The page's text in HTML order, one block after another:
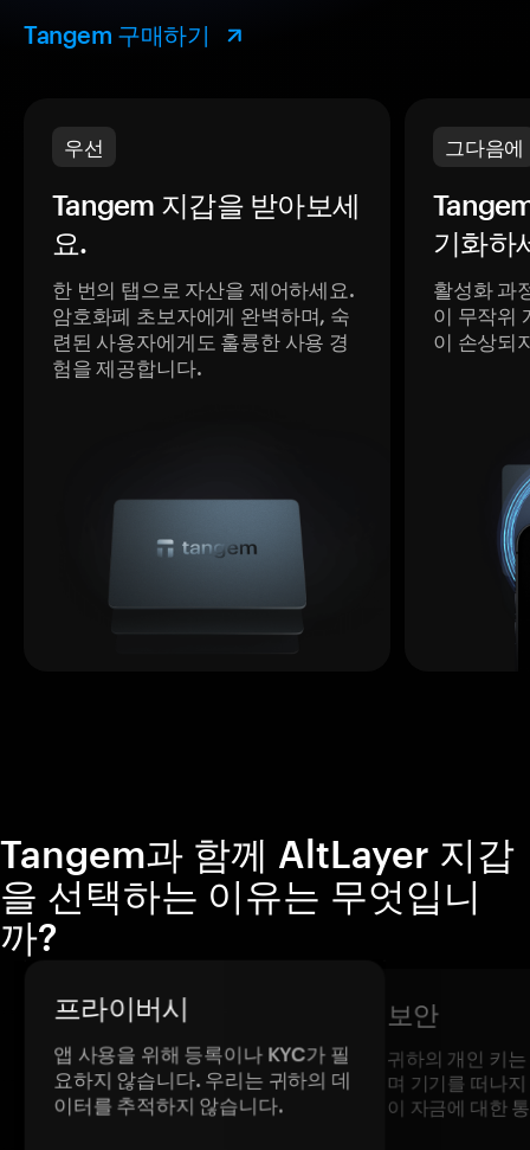
Tangem 구매하기
우선
Tangem 지갑을 받아보세
요.
한 번의 탭으로 자산을 제어하세요.
암호화폐 초보자에게 완벽하며, 숙
련된 사용자에게도 훌륭한 사용 경
험을 제공합니다.
그다음에
기화하
활성화 과
이 무작위
이 손상되
Tangem과 함께 AltLayer 지갑
을 선택하는 이유는 무엇입니
까?
프라이버시
앱 사용을 위해 등록이나 KYC가 필
요하지 않습니다. 우리는 귀하의 데
이터를 추적하지 않습니다.
보안
귀하의 개인 키
며 기기를 떠나
이 자금에 대한